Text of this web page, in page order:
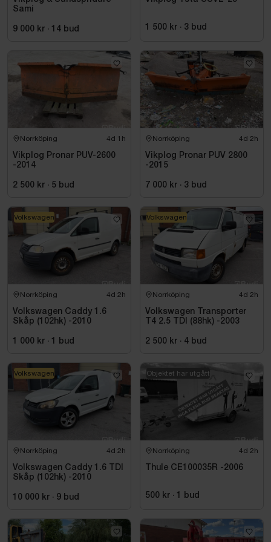
Sami
9 000 kr · 14 bud 1 500 kr · 3 bud
Norrköping 4d 1h
Vikplog Pronar PUV-2600
-2014
2 500 kr · 5 bud
Norrköping 4d 2h
Vikplog Pronar PUV 2800
-2015
7 000 kr · 3 bud
Norrköping 4d 2h
Volkswagen Caddy 1.6
Skåp (102hk) -2010
1 000 kr · 1 bud
Volkswagen
Norrköping 4d 2h
Volkswagen Transporter
T4 2.5 TDI (88hk) -2003
2 500 kr · 4 bud
Volkswagen
Norrköping 4d 2h
Volkswagen Caddy 1.6 TDI
Skåp (102hk) -2010
10 000 kr · 9 bud
Volkswagen
Norrköping 4d 2h
Thule CE100035R -2006
500 kr · 1 bud
Objektet har utgått